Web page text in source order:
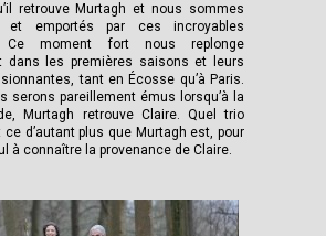
retrouve Murtagh et nous sommes
et emportés par ces incroyables
Ce moment fort nous replonge
dans les premières saisons et leurs
tant en Écosse qu’à Paris.
serons pareillement émus lorsqu’à la
Murtagh retrouve Claire. Quel trio
ce d’autant plus que Murtagh est, pour
à connaître la provenance de Claire.